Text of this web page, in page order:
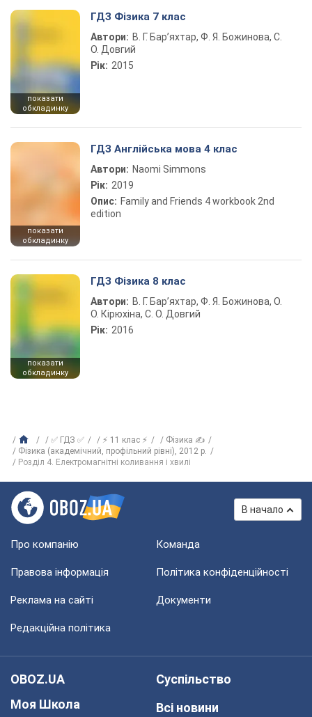
показати
обкладинку
ГДЗ Фізика 7 клас
Автори: В. Г. Бар’яхтар, Ф. Я. Божинова, С.
О. Довгий
Рік: 2015
показати
обкладинку
ГДЗ Англійська мова 4 клас
Автори: Naomi Simmons
Рік: 2019
Опис: Family and Friends 4 workbook 2nd
edition
показати
обкладинку
ГДЗ Фізика 8 клас
Автори: В. Г. Бар’яхтар, Ф. Я. Божинова, О.
О. Кірюхіна, С. О. Довгий
Рік: 2016
✅ ГДЗ ✅ ⚡ 11 клас ⚡
Фізика ✍
Фізика (академічний, профільний рівні), 2012 р.
Розділ 4. Електромагнітні коливання і хвилі
В начало
Про компанію Команда
Правова інформація Політика конфіденційності
Реклама на сайті Документи
Редакційна політика
OBOZ.UA
Моя Школа
Суспільство
Всі новини